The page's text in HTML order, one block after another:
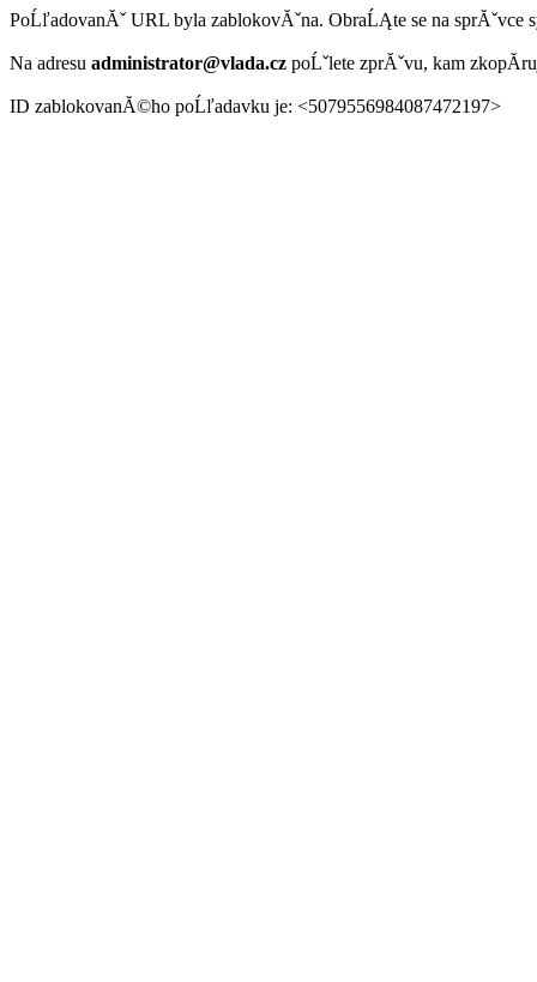
PoĹľadovanĂˇ URL byla zablokovĂˇna. ObraĹĄte se na sprĂˇvce
Na adresu administrator@vlada.cz poĹˇlete zprĂˇvu, kam
ID zablokovanĂ©ho poĹľadavku je: <5079556984087472197>